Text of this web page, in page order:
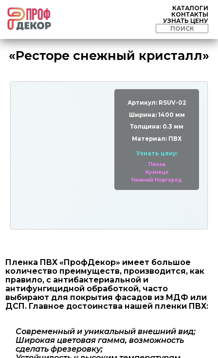
КАТАЛОГИ
КОНТАКТЫ
УЗНАТЬ ЦЕНУ
«Ресторе снежный кристалл»
Артикул: RSUV-02
Ширина: 1400 мм
Толщина: 0.3 мм
Материал: ПВХ
Узнать цену:
Пенза
Кузнецк
Нижний Новгород
Пленка ПВХ «ПрофДекор» имеет большое
количество преимуществ, производится, как
правило, с антибактериальной и
антифунгицидной обработкой, часто
выбирают для покрытия фасадов из МДФ или
ДСП. Главное достоинства нашей пленки ПВХ:
Современный и уникальный внешний вид;
Широкая цветовая гамма, возможность
сделать фрезеровку;